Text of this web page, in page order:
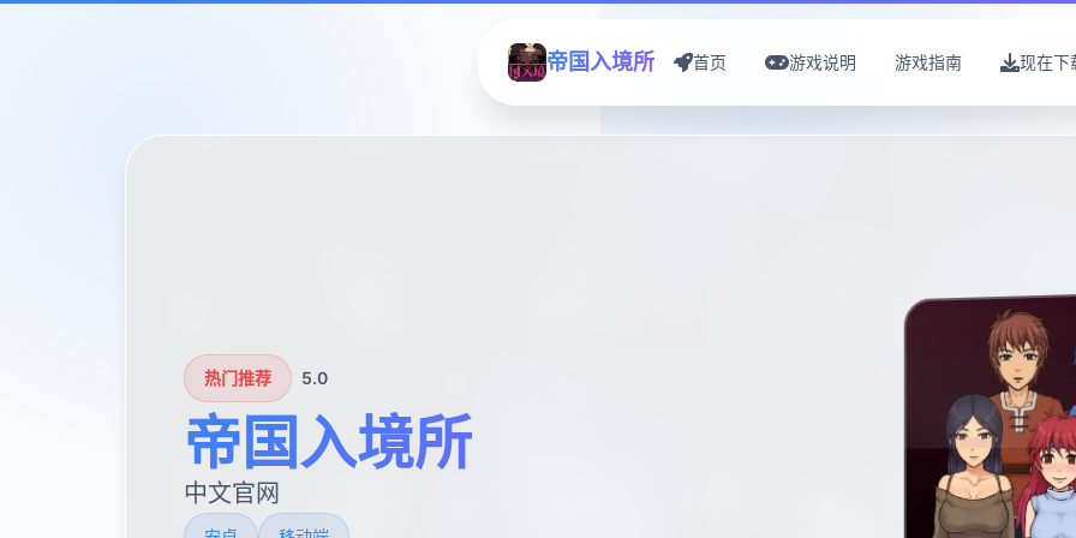
帝国入境所 首页 游戏说明 游戏指南 现在下
热门推荐 5.0
帝国入境所
中文官网